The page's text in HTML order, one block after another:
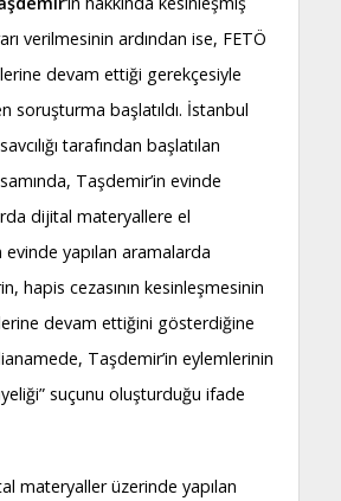
verilmesinin ardından ise, FETÖ
devam ettiği gerekçesiyle
soruşturma başlatıldı. İstanbul
tarafından başlatılan
Taşdemir’in evinde
dijital materyallere el
evinde yapılan aramalarda
hapis cezasının kesinleşmesinin
devam ettiğini gösterdiğine
Taşdemir’in eylemlerinin
suçunu oluşturduğu ifade
materyaller üzerinde yapılan